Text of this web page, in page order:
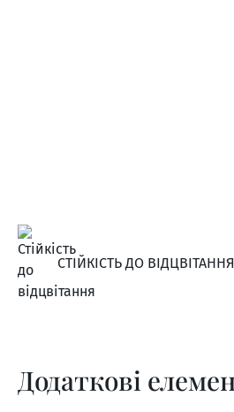
СТІЙКІСТЬ ДО ВІДЦВІТАННЯ
Додаткові